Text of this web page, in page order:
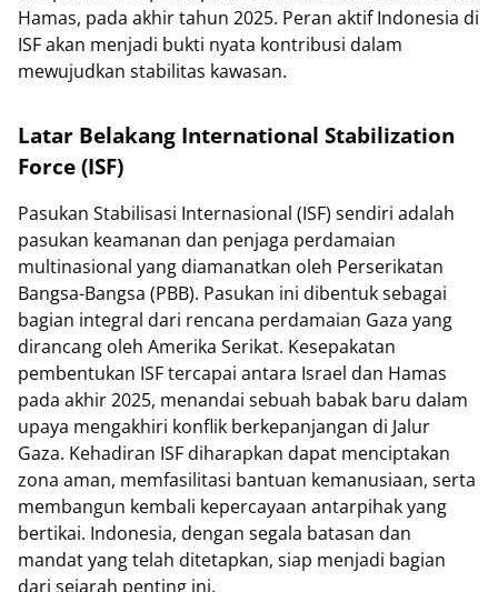
Hamas, pada akhir tahun 2025. Peran aktif Indonesia di
ISF akan menjadi bukti nyata kontribusi dalam
mewujudkan stabilitas kawasan.
Latar Belakang International Stabilization
Force (ISF)
Pasukan Stabilisasi Internasional (ISF) sendiri adalah
pasukan keamanan dan penjaga perdamaian
multinasional yang diamanatkan oleh Perserikatan
Bangsa-Bangsa (PBB). Pasukan ini dibentuk sebagai
bagian integral dari rencana perdamaian Gaza yang
dirancang oleh Amerika Serikat. Kesepakatan
pembentukan ISF tercapai antara Israel dan Hamas
pada akhir 2025, menandai sebuah babak baru dalam
upaya mengakhiri konflik berkepanjangan di Jalur
Gaza. Kehadiran ISF diharapkan dapat menciptakan
zona aman, memfasilitasi bantuan kemanusiaan, serta
membangun kembali kepercayaan antarpihak yang
bertikai. Indonesia, dengan segala batasan dan
mandat yang telah ditetapkan, siap menjadi bagian
dari sejarah penting ini.